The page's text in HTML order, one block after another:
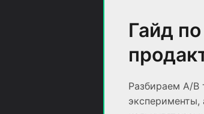
Гайд
Разбираем A/B
эксперименты,